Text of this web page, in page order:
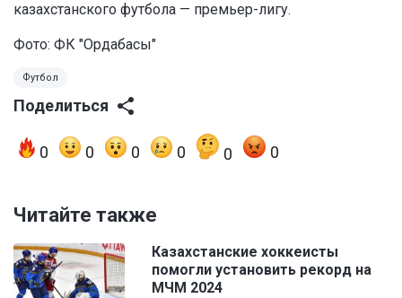
казахстанского футбола — премьер-лигу.
Фото: ФК "Ордабасы"
Футбол
Поделиться
0 0 0 0 0 0
Читайте также
Казахстанские хоккеисты
помогли установить рекорд на
МЧМ 2024